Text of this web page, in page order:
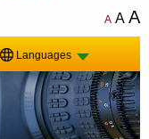
A A A
Languages